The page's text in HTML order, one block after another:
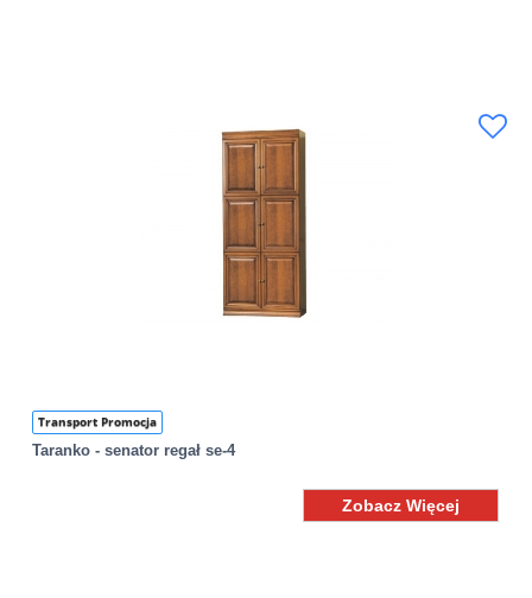
Transport Promocja
Taranko - senator regał se-4
Zobacz Więcej